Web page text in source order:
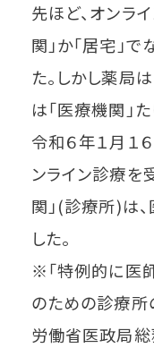
先ほど、オンラ
関」か「居宅」
た。しかし薬局
は「医療機関」
令和６年１月１
ンライン診療を
関」(診療所)は
した。
※「特例的に医
のための診療所
労働省医政局